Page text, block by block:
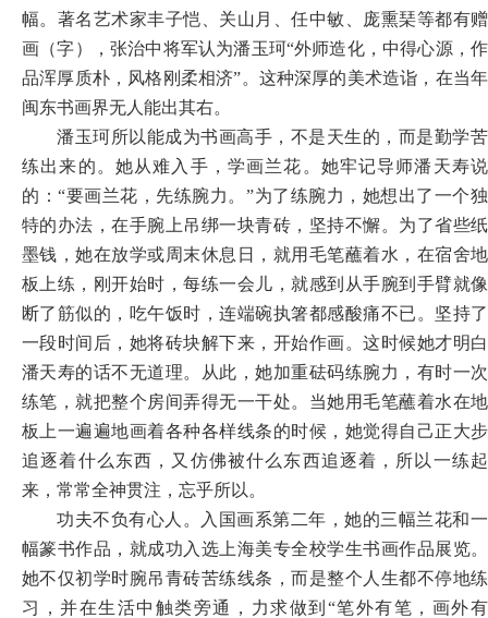
幅。著名艺术家丰子恺、关山月、任中敏、庞熏琹等都有赠
画（字），张治中将军认为潘玉珂“外师造化，中得心源，作
品浑厚质朴，风格刚柔相济”。这种深厚的美术造诣，在当年
闽东书画界无人能出其右。
潘玉珂所以能成为书画高手，不是天生的，而是勤学苦
练出来的。她从难入手，学画兰花。她牢记导师潘天寿说
的：“要画兰花，先练腕力。”为了练腕力，她想出了一个独
特的办法，在手腕上吊绑一块青砖，坚持不懈。为了省些纸
墨钱，她在放学或周末休息日，就用毛笔蘸着水，在宿舍地
板上练，刚开始时，每练一会儿，就感到从手腕到手臂就像
断了筋似的，吃午饭时，连端碗执箸都感酸痛不已。坚持了
一段时间后，她将砖块解下来，开始作画。这时候她才明白
潘天寿的话不无道理。从此，她加重砝码练腕力，有时一次
练笔，就把整个房间弄得无一干处。当她用毛笔蘸着水在地
板上一遍遍地画着各种各样线条的时候，她觉得自己正大步
追逐着什么东西，又仿佛被什么东西追逐着，所以一练起
来，常常全神贯注，忘乎所以。
功夫不负有心人。入国画系第二年，她的三幅兰花和一
幅篆书作品，就成功入选上海美专全校学生书画作品展览。
她不仅初学时腕吊青砖苦练线条，而是整个人生都不停地练
习，并在生活中触类旁通，力求做到 “笔外有笔，画外有